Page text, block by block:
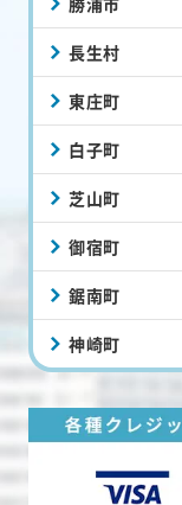
長生村
東庄町
白子町
芝山町
御宿町
鋸南町
神崎町